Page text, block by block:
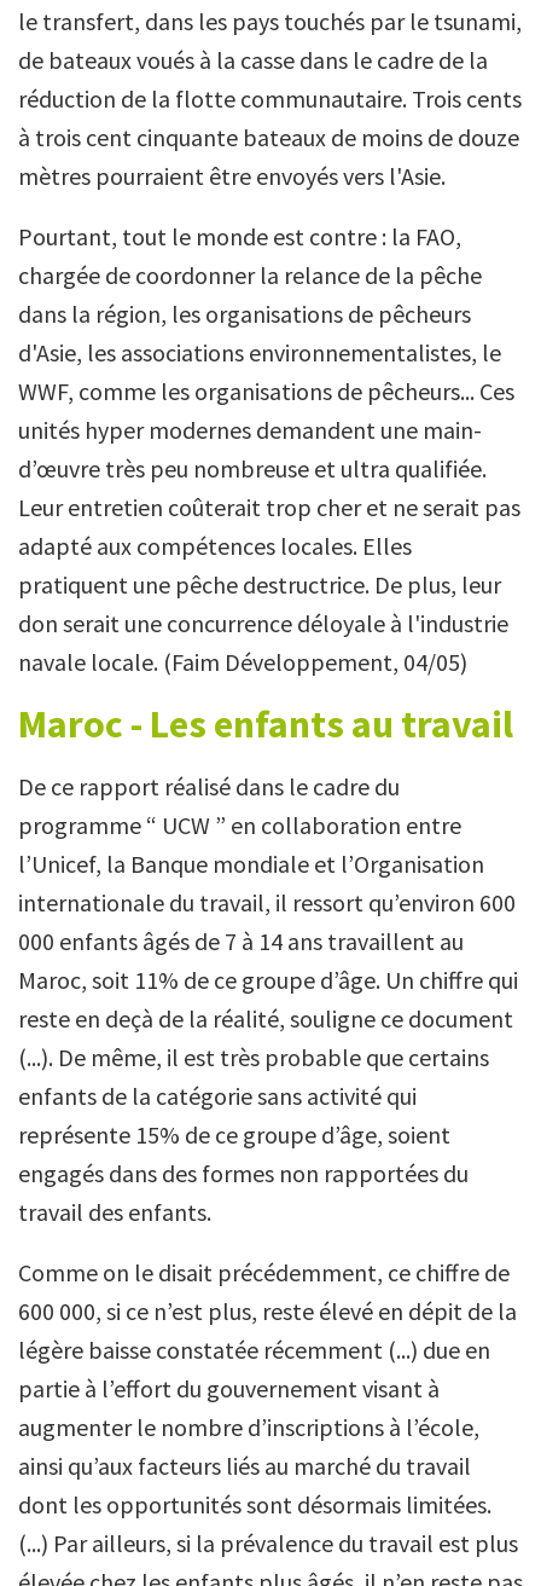
le transfert, dans les pays touchés par le tsunami,
de bateaux voués à la casse dans le cadre de la
réduction de la flotte communautaire. Trois cents
à trois cent cinquante bateaux de moins de douze
mètres pourraient être envoyés vers l'Asie.
Pourtant, tout le monde est contre : la FAO,
chargée de coordonner la relance de la pêche
dans la région, les organisations de pêcheurs
d'Asie, les associations environnementalistes, le
WWF, comme les organisations de pêcheurs... Ces
unités hyper modernes demandent une main-
d’œuvre très peu nombreuse et ultra qualifiée.
Leur entretien coûterait trop cher et ne serait pas
adapté aux compétences locales. Elles
pratiquent une pêche destructrice. De plus, leur
don serait une concurrence déloyale à l'industrie
navale locale. (Faim Développement, 04/05)
Maroc - Les enfants au travail
De ce rapport réalisé dans le cadre du
programme “ UCW ” en collaboration entre
l’Unicef, la Banque mondiale et l’Organisation
internationale du travail, il ressort qu’environ 600
000 enfants âgés de 7 à 14 ans travaillent au
Maroc, soit 11% de ce groupe d’âge. Un chiffre qui
reste en deçà de la réalité, souligne ce document
(...). De même, il est très probable que certains
enfants de la catégorie sans activité qui
représente 15% de ce groupe d’âge, soient
engagés dans des formes non rapportées du
travail des enfants.
Comme on le disait précédemment, ce chiffre de
600 000, si ce n’est plus, reste élevé en dépit de la
légère baisse constatée récemment (...) due en
partie à l’effort du gouvernement visant à
augmenter le nombre d’inscriptions à l’école,
ainsi qu’aux facteurs liés au marché du travail
dont les opportunités sont désormais limitées.
(...) Par ailleurs, si la prévalence du travail est plus